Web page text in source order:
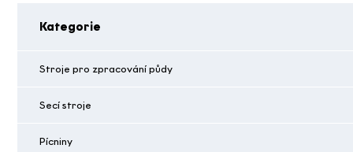
Kategorie
Stroje pro zpracování půdy
Secí stroje
Pícniny